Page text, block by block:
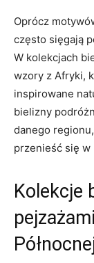
Oprócz
często sięgają
W kolekcjach
wzory ​z Afryki,
inspirowane
bielizny
danego​
przenieść⁤ się w
Kolekcje